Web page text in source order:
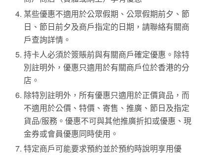
某些優惠不適用於公眾假期、公眾假期前夕、節
日、節日前夕及商戶指定的日期，請聯絡有關商
戶查詢詳情。
持卡人必須於簽賬前與有關商戶確定優惠。除特
別註明外，優惠只適用於有關商戶位於香港的分
店。
除特別註明外，所有優惠只適用於正價貨品，而
不適用於公價、特價、寄售、推廣、節日及指定
貨品/服務。優惠不可與其他推廣折扣或優惠、現
金券或會員優惠同時使用。
特定商戶可能要求預約並於預約時說明享用優